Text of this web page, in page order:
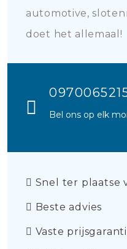
automotive,
doet het allemaal!
Bel ons op elk
Snel ter plaatse
Beste advies
Vaste